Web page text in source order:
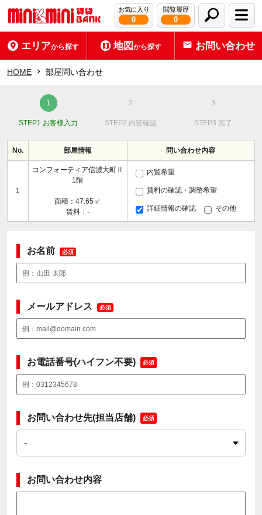
お気に入り
0
閲覧履歴
0
エリアから探す 地図から探す お問い合わせ
HOME 部屋問い合わせ
STEP1 お客様入力 STEP2 内容確認 STEP3 完了
No. 部屋情報 問い合わせ内容
1
コンフォーティア信濃大町Ⅱ
1階
面積：47.65㎡
賃料：-
内覧希望
賃料の確認・調整希望
詳細情報の確認 その他
お名前 必須
メールアドレス 必須
お電話番号(ハイフン不要) 必須
お問い合わせ先(担当店舗) 必須
お問い合わせ内容